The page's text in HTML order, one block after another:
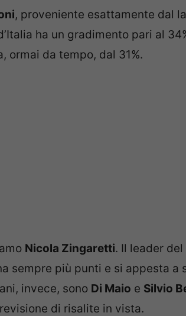
, proveniente esattamente dal
ha un gradimento pari al
ormai da tempo, dal 31%.
Nicola Zingaretti. Il leader
sempre più punti e si appesta a
invece, sono Di Maio e Silvio
di risalite in vista.